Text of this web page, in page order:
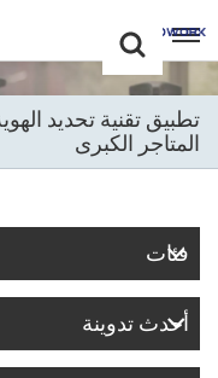
+86 -18681515767
Italiano
المتاجر الكبرى
فئات
أحدث تدوينة